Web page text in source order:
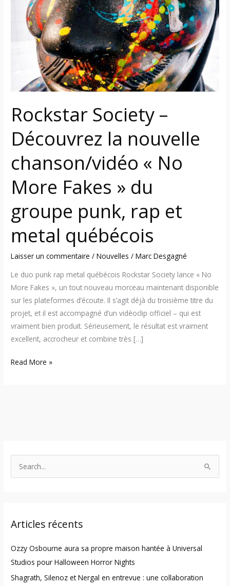
Rockstar Society –
Découvrez la nouvelle
chanson/vidéo « No
More Fakes » du
groupe punk, rap et
metal québécois
Laisser un commentaire /Nouvelles /Marc Desgagné
Le duo punk rap metal québécois Rockstar Society lance « No
More Fakes », un tout nouveau morceau maintenant disponible
sur les plateformes d’écoute. Il s’agit déjà du troisième titre du
projet, et il est accompagné d’un vidéoclip officiel – qui est
vraiment bien produit. Sérieusement, le résultat est vraiment
excellent, accrocheur et combine très […]
Découvrez
nouvelle
chanson/vidéo
Fakes
»
du
groupe
punk,
rap
et
metal
québécois
Read More »
c
f
o
r
Articles récents
Ozzy Osbourne aura sa propre maison hantée à Universal
Studios pour Halloween Horror Nights
Shagrath, Silenoz et Nergal en entrevue : une collaboration